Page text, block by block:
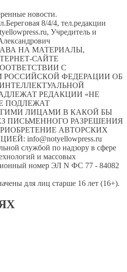
новости.
8/4/4, тел.редакции
Учредитель и
НА МАТЕРИАЛЫ,
САЙТЕ
СООТВЕТСТВИИ С
РОССИЙСКОЙ ФЕДЕРАЦИИ ОБ
РЕДАКЦИИ «НЕ
ПОДЛЕЖАТ
ЛИЦАМИ В КАКОЙ БЫ
ПИСЬМЕННОГО РАЗРЕШЕНИЯ
АВТОРСКИХ
info@notyellowpress.ru
службой по надзору в сфере
и массовых
номер ЭЛ N ФС 77 - 84082
для лиц старше 16 лет (16+).